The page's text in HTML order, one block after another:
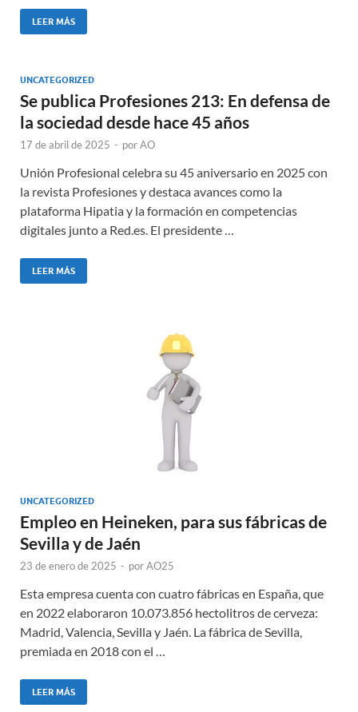
LEER MÁS
UNCATEGORIZED
Se publica Profesiones 213: En defensa de
la sociedad desde hace 45 años
17 de abril de 2025 - porAO
Unión Profesional celebra su 45 aniversario en 2025 con
la revista Profesiones y destaca avances como la
plataforma Hipatia y la formación en competencias
digitales junto a Red.es. El presidente …
LEER MÁS
UNCATEGORIZED
Empleo en Heineken, para sus fábricas de
Sevilla y de Jaén
23 de enero de 2025 - porAO25
Esta empresa cuenta con cuatro fábricas en España, que
en 2022 elaboraron 10.073.856 hectolitros de cerveza:
Madrid, Valencia, Sevilla y Jaén. La fábrica de Sevilla,
premiada en 2018 con el …
LEER MÁS